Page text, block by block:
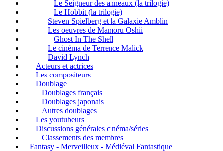
Le Seigneur des anneaux (la trilogie)
Le Hobbit (la trilogie)
Steven Spielberg et la Galaxie Amblin
Les oeuvres de Mamoru Oshii
Ghost In The Shell
Le cinéma de Terrence Malick
David Lynch
Acteurs et actrices
Les compositeurs
Doublage
Doublages français
Doublages japonais
Autres doublages
Les youtubeurs
Discussions générales cinéma/séries
Classements des membres
Fantasy - Merveilleux - Médiéval Fantastique